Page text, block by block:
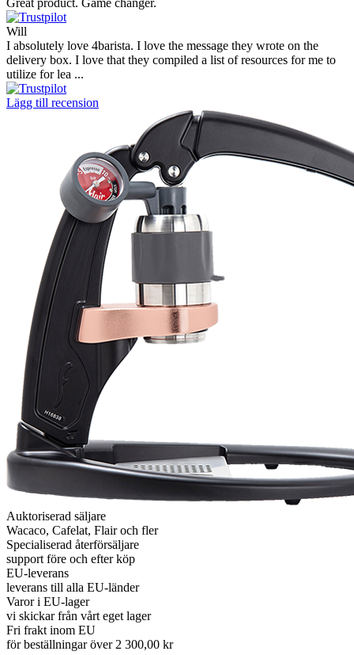
Great product. Game changer.
Will
I absolutely love 4barista. I love the message they wrote on the
delivery box. I love that they compiled a list of resources for me to
utilize for lea ...
Lägg till recension
Auktoriserad säljare
Wacaco, Cafelat, Flair och fler
Specialiserad återförsäljare
support före och efter köp
EU-leverans
leverans till alla EU-länder
Varor i EU-lager
vi skickar från vårt eget lager
Fri frakt inom EU
för beställningar över 2 300,00 kr